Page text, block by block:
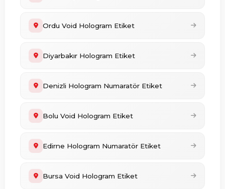
Ordu Void Hologram Etiket
Diyarbakır Hologram Etiket
Denizli Hologram Numaratör Etiket
Bolu Void Hologram Etiket
Edirne Hologram Numaratör Etiket
Bursa Void Hologram Etiket